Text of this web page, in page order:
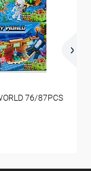
76/87PCS